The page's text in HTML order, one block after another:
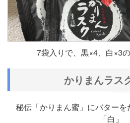
7袋入りで、黒×4、白×3
かりまんラス
秘伝「かりまん蜜」にバター
「白」